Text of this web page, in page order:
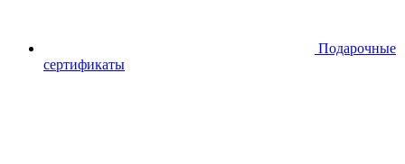
Подарочные
сертификаты